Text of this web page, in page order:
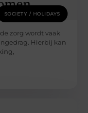
SOCIETY / HOLIDAYS
zorg wordt vaak
Hierbij kan